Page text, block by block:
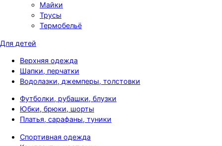
Майки
Трусы
Термобельё
Для детей
Верхняя одежда
Шапки, перчатки
Водолазки, джемперы, толстовки
Футболки, рубашки, блузки
Юбки, брюки, шорты
Платья, сарафаны, туники
Спортивная одежда